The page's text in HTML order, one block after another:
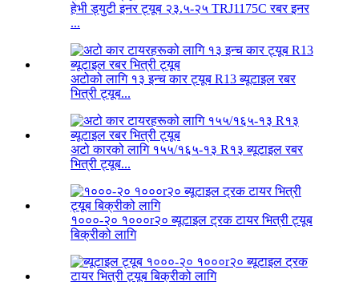
हेभी ड्युटी इनर ट्यूब २३.५-२५ TRJ1175C रबर इनर
...
अटोको लागि १३ इन्च कार ट्यूब R13 ब्यूटाइल रबर
भित्री ट्यूब...
अटो कारको लागि १५५/१६५-१३ R१३ ब्यूटाइल रबर
भित्री ट्यूब...
१०००-२० १०००r२० ब्यूटाइल ट्रक टायर भित्री ट्यूब
बिक्रीको लागि